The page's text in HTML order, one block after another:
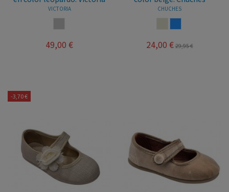
VICTORIA
49,00 €
CHUCHES
24,00 € 29,95 €
-3,70 €